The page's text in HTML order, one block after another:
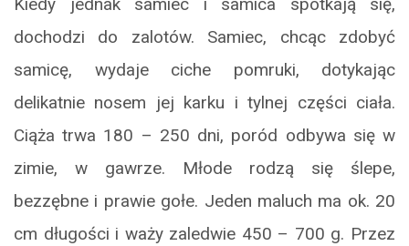
Kiedy jednak samiec i samica spotkają się,
dochodzi do zalotów. Samiec, chcąc zdobyć
samicę, wydaje ciche pomruki, dotykając
delikatnie nosem jej karku i tylnej części ciała.
Ciąża trwa 180 – 250 dni, poród odbywa się w
zimie, w gawrze. Młode rodzą się ślepe,
bezzębne i prawie gołe. Jeden maluch ma ok. 20
cm długości i waży zaledwie 450 – 700 g. Przez